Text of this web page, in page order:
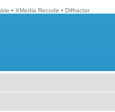
• XMedia Recode • Diffractor